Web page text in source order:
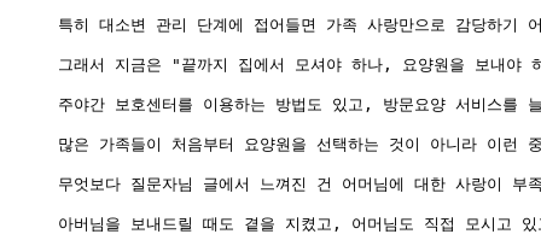
특히 대소변 관리 단계에 접어들면 가족 사랑만으로 감당하기
그래서 지금은 "끝까지 집에서 모셔야 하나, 요양원을 보내야
주야간 보호센터를 이용하는 방법도 있고, 방문요양 서비스를
많은 가족들이 처음부터 요양원을 선택하는 것이 아니라 이런
무엇보다 질문자님 글에서 느껴진 건 어머님에 대한 사랑이 부
아버님을 보내드릴 때도 곁을 지켰고, 어머님도 직접 모시고